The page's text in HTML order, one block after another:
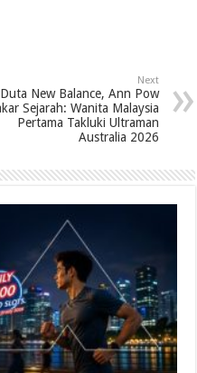
Next
Duta New Balance, Ann Pow
Sejarah: Wanita Malaysia
Pertama Takluki Ultraman
Australia 2026